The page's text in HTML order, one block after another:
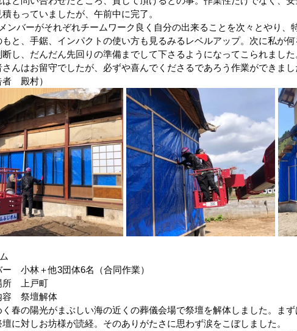
令和3年7月豪雨 令和2年7月豪雨 令和3年福島県沖地震
部豪雨
もっていましたが、午前中に完了。
ンバーがそれぞれチームワーク良く自分の出来ることを次々とやり、
もと、手鋸、インパクトの使い方も見るみるレベルアップ。次に私が
し、だんだん先回りの準備までして下さるようになってこられました
んはお留守でしたが、必ずや喜んでくださるであろう作業ができまし
者　殿村）
ー　小林＋他3団体6名（合同作業）
所　上戸町
容　祭壇解体
く春の陽光がまぶしい海の近くの葬儀会場で祭壇を解体しました。ま
壇に対しお坊様が読経。そのありがたさに思わず涙をこぼしました。